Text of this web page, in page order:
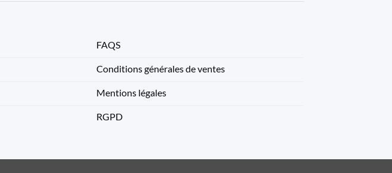
FAQS
Conditions générales de ventes
Mentions légales
RGPD